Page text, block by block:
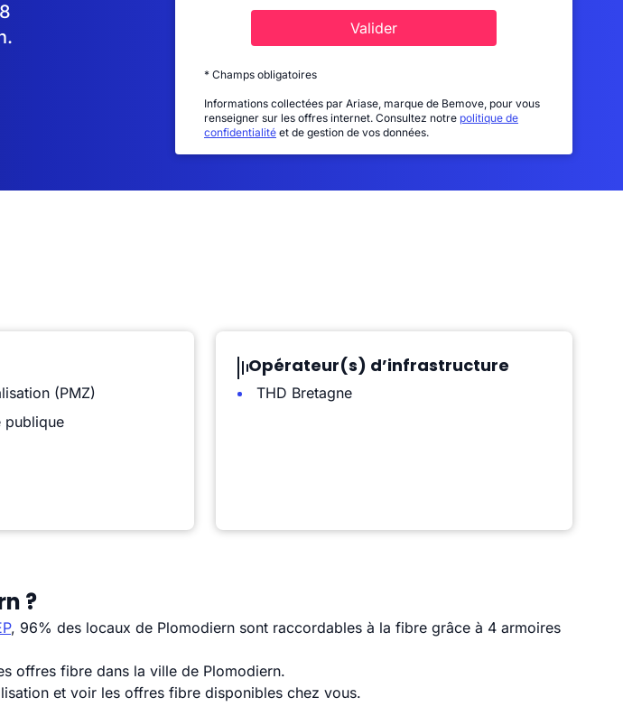
Valider
* Champs obligatoires
Informations collectées par Ariase, marque de Bemove, pour vous
renseigner sur les offres internet. Consultez notre politique de
confidentialité et de gestion de vos données.
(PMZ)
publique
Opérateur(s) d’infrastructure
THD Bretagne
?
, 96% des locaux de Plomodiern sont raccordables à la fibre grâce à 4 armoires
offres fibre dans la ville de Plomodiern.
et voir les offres fibre disponibles chez vous.